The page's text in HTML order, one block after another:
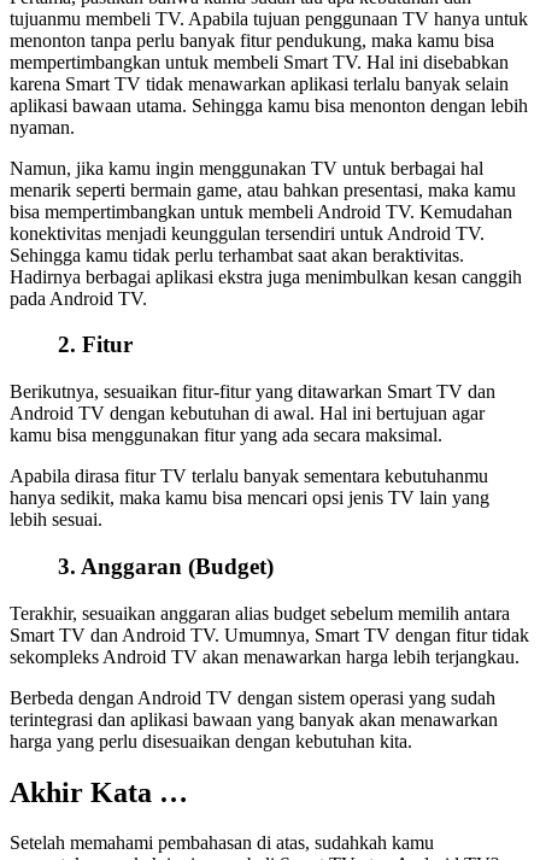
tujuanmu membeli TV. Apabila tujuan penggunaan TV hanya untuk
menonton tanpa perlu banyak fitur pendukung, maka kamu bisa
mempertimbangkan untuk membeli Smart TV. Hal ini disebabkan
karena Smart TV tidak menawarkan aplikasi terlalu banyak selain
aplikasi bawaan utama. Sehingga kamu bisa menonton dengan lebih
nyaman.
Namun, jika kamu ingin menggunakan TV untuk berbagai hal
menarik seperti bermain game, atau bahkan presentasi, maka kamu
bisa mempertimbangkan untuk membeli Android TV. Kemudahan
konektivitas menjadi keunggulan tersendiri untuk Android TV.
Sehingga kamu tidak perlu terhambat saat akan beraktivitas.
Hadirnya berbagai aplikasi ekstra juga menimbulkan kesan canggih
pada Android TV.
2. Fitur
Berikutnya, sesuaikan fitur-fitur yang ditawarkan Smart TV dan
Android TV dengan kebutuhan di awal. Hal ini bertujuan agar
kamu bisa menggunakan fitur yang ada secara maksimal.
Apabila dirasa fitur TV terlalu banyak sementara kebutuhanmu
hanya sedikit, maka kamu bisa mencari opsi jenis TV lain yang
lebih sesuai.
3. Anggaran (Budget)
Terakhir, sesuaikan anggaran alias budget sebelum memilih antara
Smart TV dan Android TV. Umumnya, Smart TV dengan fitur tidak
sekompleks Android TV akan menawarkan harga lebih terjangkau.
Berbeda dengan Android TV dengan sistem operasi yang sudah
terintegrasi dan aplikasi bawaan yang banyak akan menawarkan
harga yang perlu disesuaikan dengan kebutuhan kita.
Akhir Kata …
Setelah memahami pembahasan di atas, sudahkah kamu